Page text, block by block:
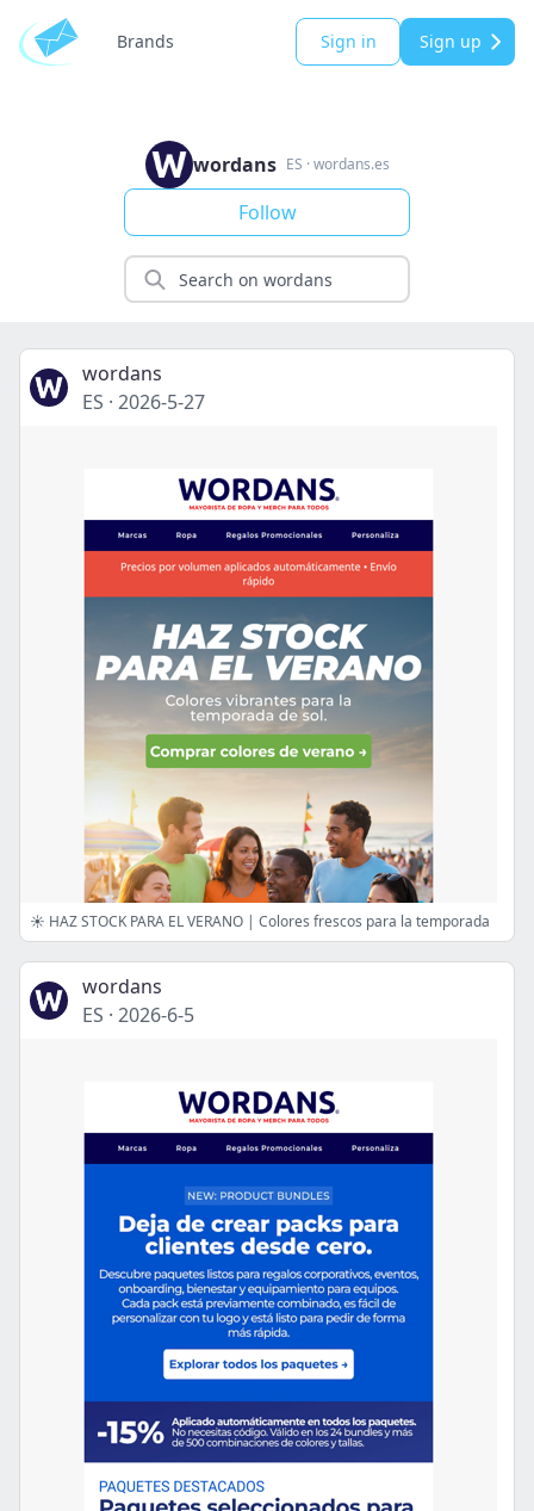
Brands Sign in Sign up
wordans ES ·wordans.es
Follow
wordans
ES · 2026-5-27
☀️ HAZ STOCK PARA EL VERANO | Colores frescos para la temporada
wordans
ES · 2026-6-5